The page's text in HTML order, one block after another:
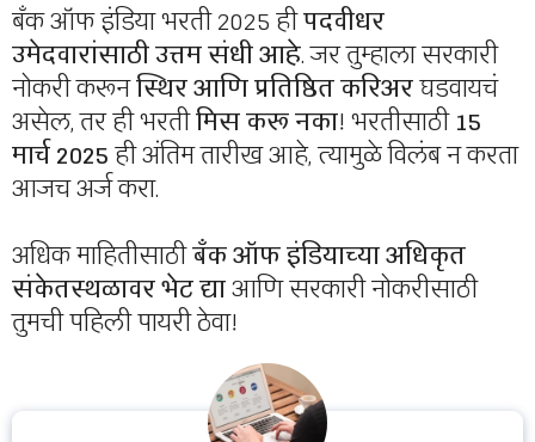
बँक ऑफ इंडिया भरती 2025 हीपदवीधर
उमेदवारांसाठी उत्तम संधी आहे. जर तुम्हाला सरकारी
नोकरी करूनस्थिर आणि प्रतिष्ठित करिअरघडवायचं
असेल, तर ही भरतीमिस करू नका! भरतीसाठी15
मार्च 2025ही अंतिम तारीख आहे, त्यामुळे विलंब न करता
आजच अर्ज करा.
अधिक माहितीसाठीबँक ऑफ इंडियाच्या अधिकृत
संकेतस्थळावर भेट द्याआणि सरकारी नोकरीसाठी
तुमची पहिली पायरी ठेवा!